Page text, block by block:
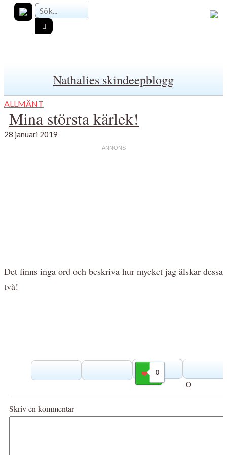
Nathalies skindeepblogg
ALLMÄNT
Mina största kärlek!
28 januari 2019
Det finns inga ord och beskriva hur mycket jag älskar dessa
två!
0
Gilla
0
Skriv en kommentar